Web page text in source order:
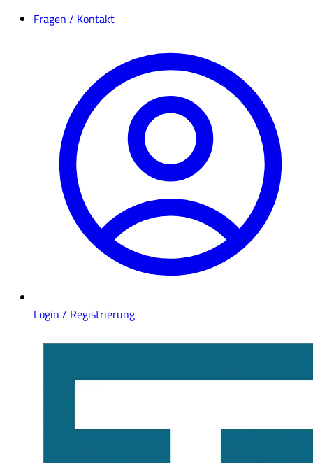
Fragen / Kontakt
Login / Registrierung